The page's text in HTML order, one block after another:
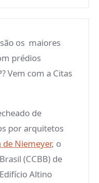
os maiores
prédios
Vem com a Citas
de
por arquitetos
de Niemeyer, o
(CCBB) de
Altino